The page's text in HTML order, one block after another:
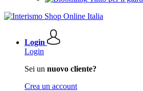
Login
Login
Sei un nuovo cliente?
Crea un account